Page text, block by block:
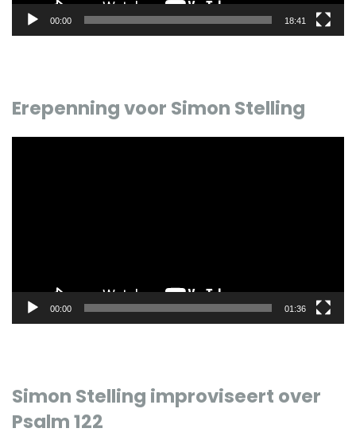
00:00 18:41
Erepenning voor Simon Stelling
00:00 01:36
Simon Stelling improviseert over
Psalm 122